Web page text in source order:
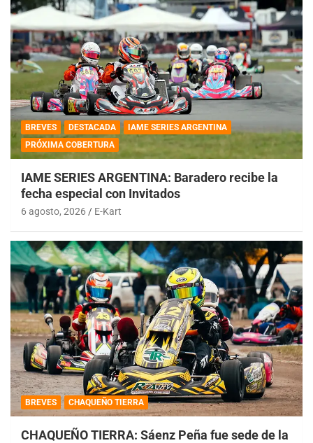
BREVES DESTACADA
IAME SERIES ARGENTINA
PRÓXIMA COBERTURA
IAME SERIES ARGENTINA: Baradero recibe la
fecha especial con Invitados
6 agosto, 2026 E-Kart
BREVES CHAQUEÑO TIERRA
CHAQUEÑO TIERRA: Sáenz Peña fue sede de la